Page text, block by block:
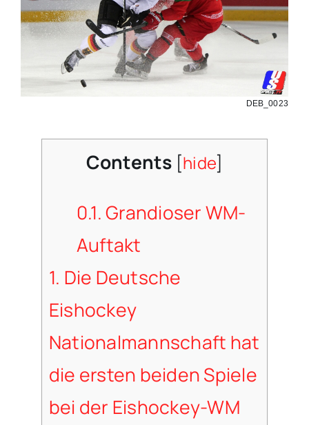
DEB_0023
Contents [hide]
0.1.Grandioser WM-
Auftakt
1. Die Deutsche
Eishockey
Nationalmannschaft hat
die ersten beiden Spiele
bei der Eishockey-WM